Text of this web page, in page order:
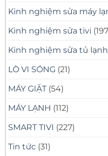
Kinh nghiệm sửa máy
Kinh nghiệm sửa tivi
Kinh nghiệm sửa tủ lạnh
LÒ VI SÓNG (21)
MÁY GIẶT (54)
MÁY LẠNH (112)
SMART TIVI (227)
Tin tức (31)